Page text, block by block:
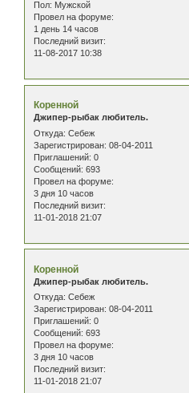
Пол: Мужской
Провел на форуме:
1 день 14 часов
Последний визит:
11-08-2017 10:38
Коренной
Джипер-рыбак любитель.
Откуда: Себеж
Зарегистрирован: 08-04-2011
Приглашений: 0
Сообщений: 693
Провел на форуме:
3 дня 10 часов
Последний визит:
11-01-2018 21:07
Коренной
Джипер-рыбак любитель.
Откуда: Себеж
Зарегистрирован: 08-04-2011
Приглашений: 0
Сообщений: 693
Провел на форуме:
3 дня 10 часов
Последний визит:
11-01-2018 21:07